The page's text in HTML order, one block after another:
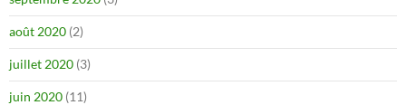
août 2020 (2)
juillet 2020 (3)
juin 2020 (11)